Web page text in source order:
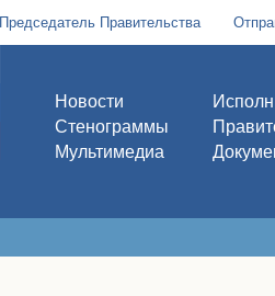
Председатель Правительства
Новости
Стенограммы
Мультимедиа